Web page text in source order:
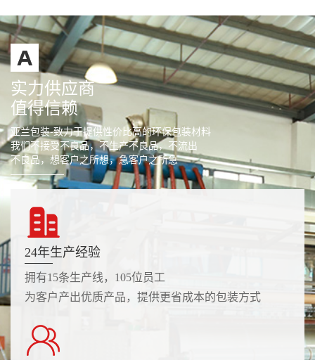
实力供应商
值得信赖
亚兰包装-致力于提供性价比高的环保包装材料
我们不接受不良品，不生产不良品，不流出
不良品，想客户之所想，急客户之所急
24年生产经验
拥有15条生产线，105位员工
为客户产出优质产品，提供更省成本的包装方式